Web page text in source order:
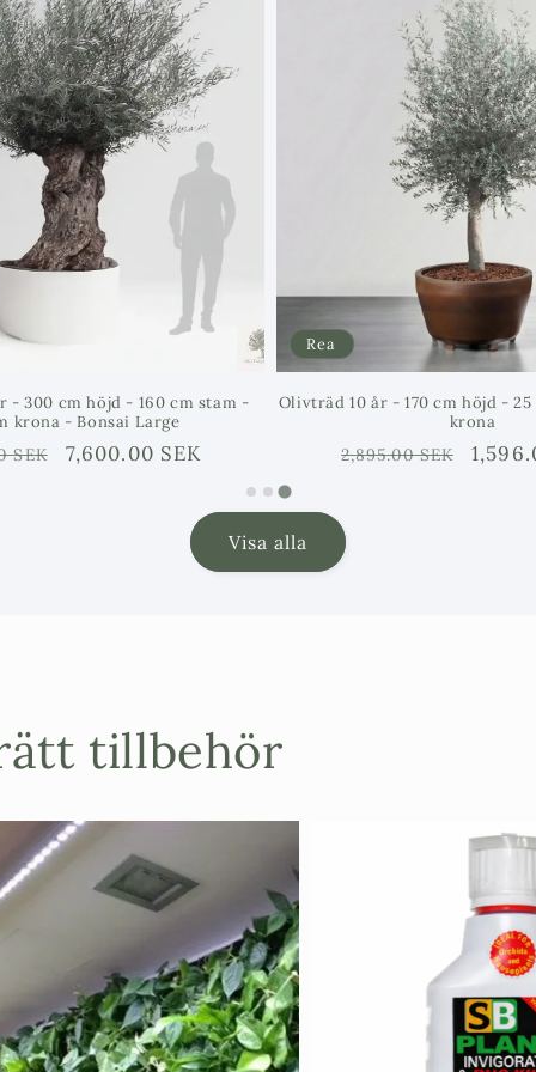
med
När du köper
att du har
samtidigt
enstaka
ger dig
Bilden visar
- 300 cm höjd - 160 cm stam -
krona - Bonsai Large
SEK Försäljningspris
7,600.00 SEK
Rea
Olivträd 10 år - 170 cm höjd -
krona
Ordinarie
2,895.00 SEK
Visa alla
tillbehör